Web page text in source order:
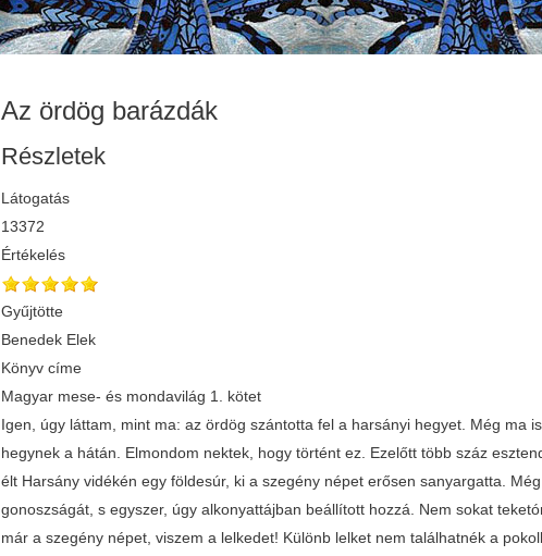
Az ördög barázdák
Részletek
Látogatás
13372
Értékelés
Gyűjtötte
Benedek Elek
Könyv címe
Magyar mese- és mondavilág 1. kötet
Igen, úgy láttam, mint ma: az ördög szántotta fel a harsányi hegyet. Még ma
hegynek a hátán. Elmondom nektek, hogy történt ez. Ezelőtt több száz
élt Harsány vidékén egy földesúr, ki a szegény népet erősen sanyargatta.
gonoszságát, s egyszer, úgy alkonyattájban beállított hozzá. Nem sokat
már a szegény népet, viszem a lelkedet! Különb lelket nem találhatnék a